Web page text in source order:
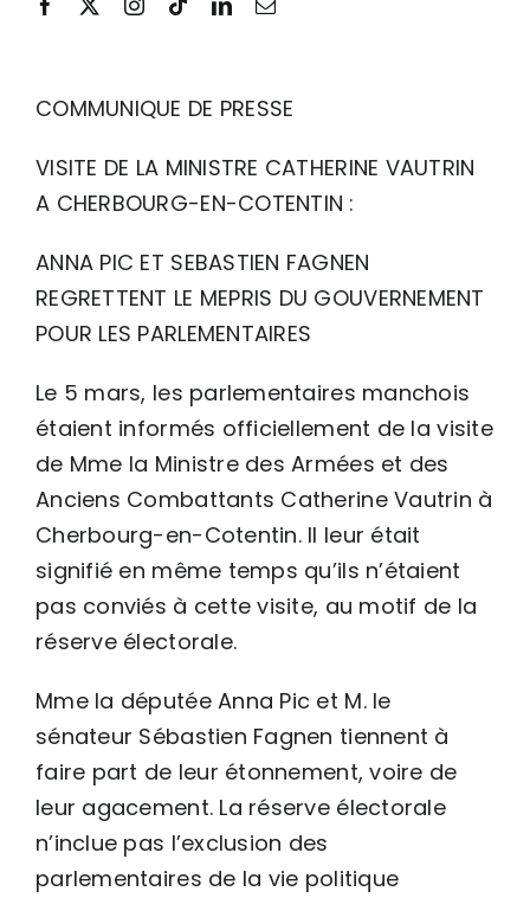
COMMUNIQUE DE PRESSE
VISITE DE LA MINISTRE CATHERINE VAUTRIN
A CHERBOURG-EN-COTENTIN :
ANNA PIC ET SEBASTIEN FAGNEN
REGRETTENT LE MEPRIS DU GOUVERNEMENT
POUR LES PARLEMENTAIRES
Le 5 mars, les parlementaires manchois
étaient informés officiellement de la visite
de Mme la Ministre des Armées et des
Anciens Combattants Catherine Vautrin à
Cherbourg-en-Cotentin. Il leur était
signifié en même temps qu’ils n’étaient
pas conviés à cette visite, au motif de la
réserve électorale.
Mme la députée Anna Pic et M. le
sénateur Sébastien Fagnen tiennent à
faire part de leur étonnement, voire de
leur agacement. La réserve électorale
n’inclue pas l’exclusion des
parlementaires de la vie politique